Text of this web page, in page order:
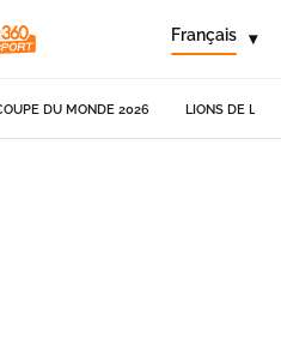
Français ▾
DU MONDE 2026 LIONS DE